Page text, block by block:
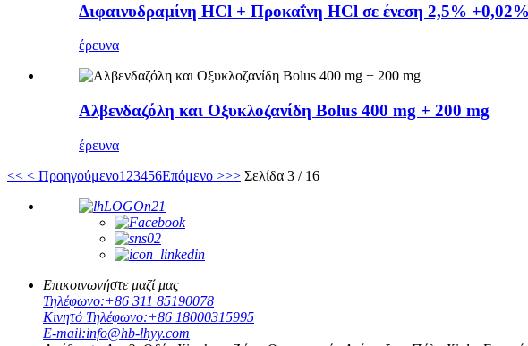
Διφαινυδραμίνη HCl + Προκαΐνη HCl σε ένεση 2,5% +0,02%
έρευνα
Αλβενδαζόλη και Οξυκλοζανίδη Bolus 400 mg + 200 mg
έρευνα
<< < Προηγούμενο1 23456Επόμενο >>> Σελίδα 3 / 16
Επικοινωνήστε μαζί μας
Τηλέφωνο:+86 311 85190078
Κινητό Τηλέφωνο:+86 18000315995
E-mail:info@hb-lhyy.com